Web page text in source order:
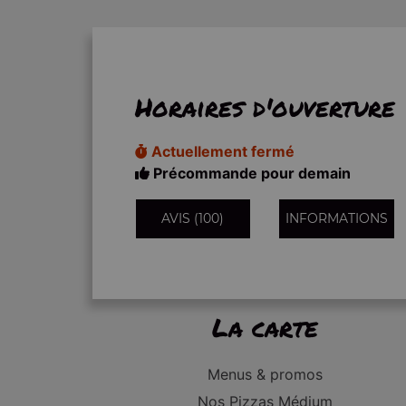
Horaires d'ouverture
Actuellement fermé
Précommande pour demain
AVIS (100) INFORMATIONS
La carte
Menus & promos
Nos Pizzas Médium